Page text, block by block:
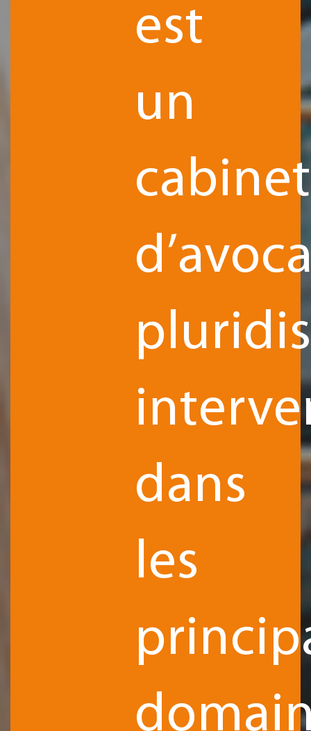
est
un
cabinet
dans
les